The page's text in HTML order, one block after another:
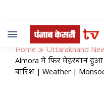
Toggle
navigation
Home
Uttarakhand
Almora में फिर मेहरबान
बारिश | Weather |